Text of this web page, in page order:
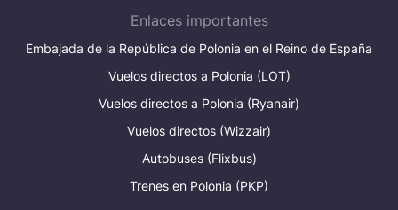
Enlaces importantes
Embajada de la República de Polonia en el Reino de España
Vuelos directos a Polonia (LOT)
Vuelos directos a Polonia (Ryanair)
Vuelos directos (Wizzair)
Autobuses (Flixbus)
Trenes en Polonia (PKP)